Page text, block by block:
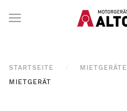
STARTSEITE MIETGERÄTE
MIETGERÄT